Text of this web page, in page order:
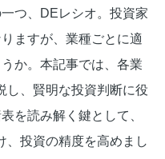
つ、DEレシオ。投資家
ますが、業種ごとに適
か。本記事では、各業
し、賢明な投資判断に役
を読み解く鍵として、
、投資の精度を高めまし